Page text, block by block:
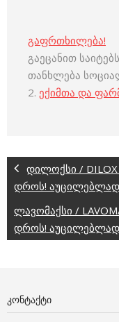
გაფრთხილება!
გაეცანით
თანხლება
2. ექიმთა და
დილოქსი /
დროს! აუცილებლად
ლავომაქსი /
დროს! აუცილებლად
ᲙᲝᲜᲢᲐᲥᲢᲘ